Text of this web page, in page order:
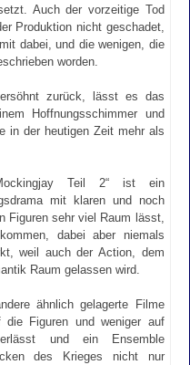
Auch der vorzeitige Tod
Produktion nicht geschadet,
dabei, und die wenigen, die
worden.
zurück, lässt es das
Hoffnungsschimmer und
in der heutigen Zeit mehr als
Teil 2“ ist ein
mit klaren und noch
Figuren sehr viel Raum lässt,
dabei aber niemals
weil auch der Action, dem
Raum gelassen wird.
ähnlich gelagerte Filme
Figuren und weniger auf
und ein Ensemble
des Krieges nicht nur